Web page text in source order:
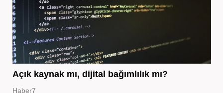
Açık kaynak mı, dijital bağımlılık mı?
Haber7